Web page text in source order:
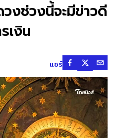
งช่วงนี้จะมีข่าวดี
เงิน
แชร์